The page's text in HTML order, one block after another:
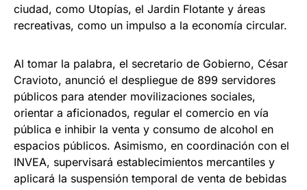
ciudad, como Utopías, el Jardin Flotante y áreas
recreativas, como un impulso a la economía circular.
Al tomar la palabra, el secretario de Gobierno, César
Cravioto, anunció el despliegue de 899 servidores
públicos para atender movilizaciones sociales,
orientar a aficionados, regular el comercio en vía
pública e inhibir la venta y consumo de alcohol en
espacios públicos. Asimismo, en coordinación con el
INVEA, supervisará establecimientos mercantiles y
aplicará la suspensión temporal de venta de bebidas